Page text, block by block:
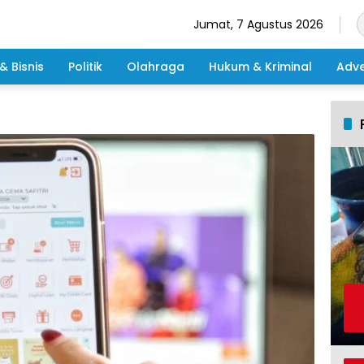
Jumat, 7 Agustus 2026
Bisnis Politik Olahraga Hukum & Kriminal